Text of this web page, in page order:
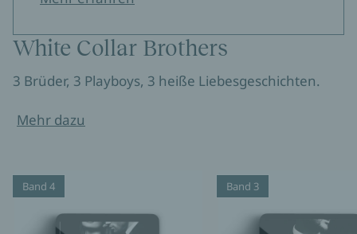
White Collar Brothers
3 Brüder, 3 Playboys, 3 heiße Liebesgeschichten.
Mehr dazu
Band 4 Band 3